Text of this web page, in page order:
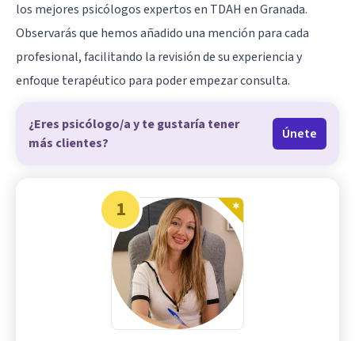
los mejores psicólogos expertos en TDAH en Granada.
Observarás que hemos añadido una mención para cada
profesional, facilitando la revisión de su experiencia y
enfoque terapéutico para poder empezar consulta.
¿Eres psicólogo/a y te gustaría tener
más clientes?
Únete
1